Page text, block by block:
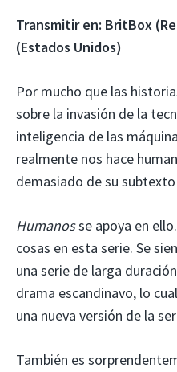
Transmitir en: BritBox
(Estados Unidos)
Por mucho que las
sobre la invasión de la
inteligencia de las
realmente nos hace
demasiado de su
Humanosse apoya en
cosas en esta serie. Se
una serie de larga
drama escandinavo, lo
una nueva versión de la
También es